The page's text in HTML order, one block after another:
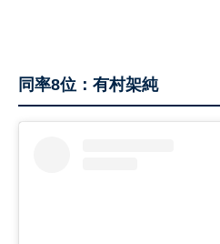
同率8位：有村架純